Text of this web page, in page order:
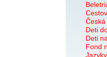
Deti
Deti
Fond